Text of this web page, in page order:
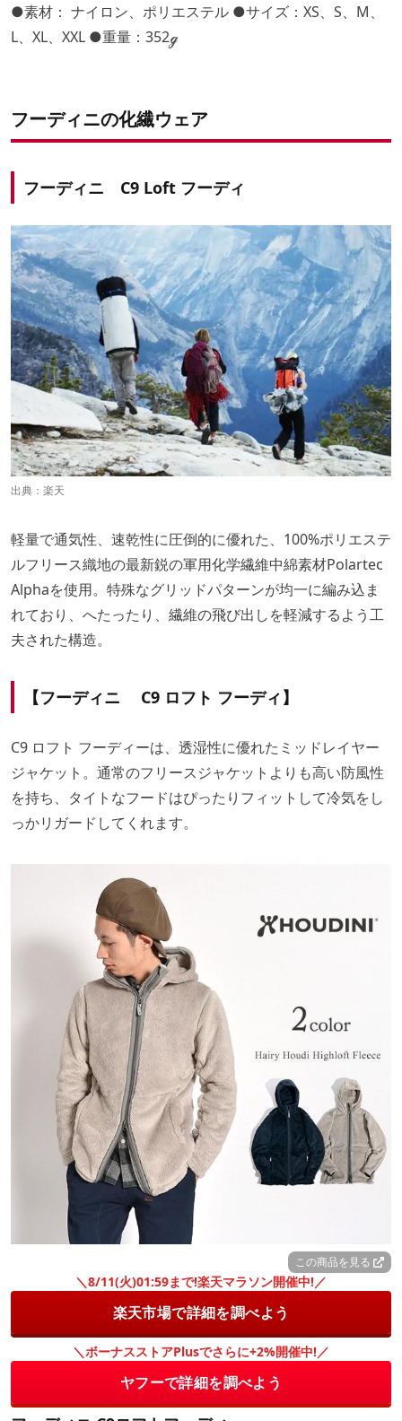
●素材： ナイロン、ポリエステル ●サイズ：XS、S、M、
L、XL、XXL ●重量：352ℊ
フーディニの化繊ウェア
フーディニ C9 Loft フーディ
出典： 楽天
軽量で通気性、速乾性に圧倒的に優れた、100%ポリエステ
ルフリース織地の最新鋭の軍用化学繊維中綿素材Polartec
Alphaを使用。特殊なグリッドパターンが均一に編み込ま
れており、へたったり、繊維の飛び出しを軽減するよう工
夫された構造。
【フーディニ C9 ロフト フーディ】
C9 ロフト フーディーは、透湿性に優れたミッドレイヤー
ジャケット。通常のフリースジャケットよりも高い防風性
を持ち、タイトなフードはぴったりフィットして冷気をし
っかリガードしてくれます。
この商品を見る
＼8/11(火)01:59まで!楽天マラソン開催中!／
楽天市場で詳細を調べよう
＼ボーナスストアPlusでさらに+2%開催中!／
ヤフーで詳細を調べよう